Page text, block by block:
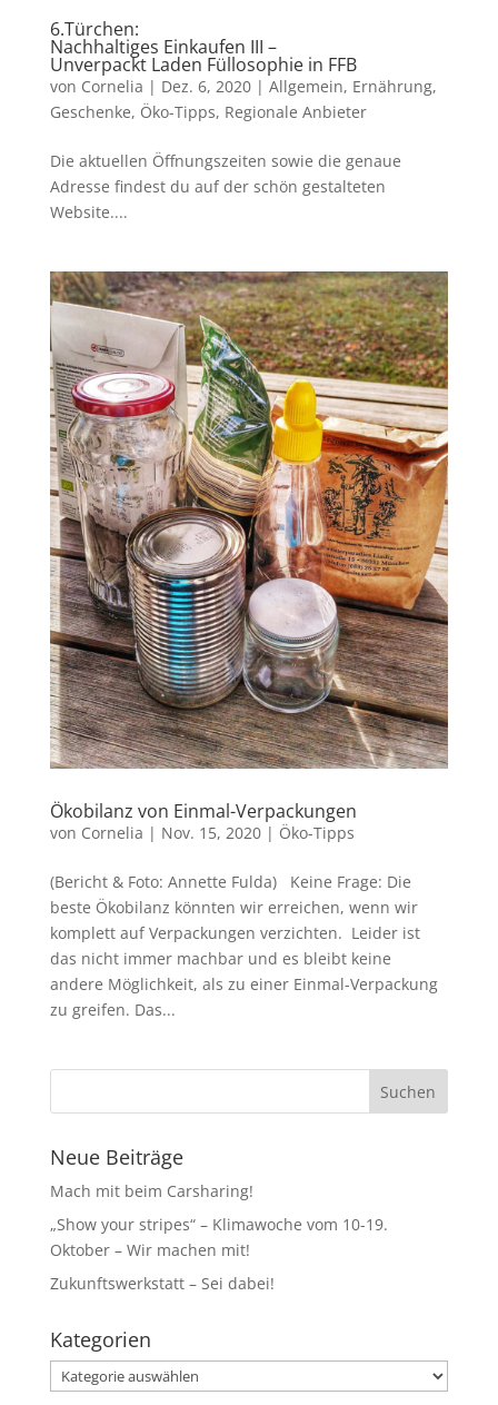
6.Türchen:
Nachhaltiges Einkaufen III –
Unverpackt Laden Füllosophie in FFB
von Cornelia | Dez. 6, 2020| Allgemein, Ernährung,
Geschenke, Öko-Tipps, Regionale Anbieter
Die aktuellen Öffnungszeiten sowie die genaue
Adresse findest du auf der schön gestalteten
Website....
Ökobilanz von Einmal-Verpackungen
von Cornelia | Nov. 15, 2020| Öko-Tipps
(Bericht & Foto: Annette Fulda) Keine Frage: Die
beste Ökobilanz könnten wir erreichen, wenn wir
komplett auf Verpackungen verzichten. Leider ist
das nicht immer machbar und es bleibt keine
andere Möglichkeit, als zu einer Einmal-Verpackung
zu greifen. Das...
Neue Beiträge
Mach mit beim Carsharing!
„Show your stripes“ – Klimawoche vom 10-19.
Oktober – Wir machen mit!
Zukunftswerkstatt – Sei dabei!
Kategorien
Kategorien